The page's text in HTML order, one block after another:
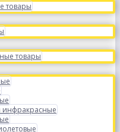
товары
товары
инфракрасные